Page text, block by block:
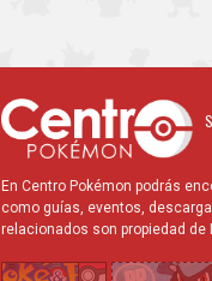
En Centro Pokémon podrás
como guías, eventos,
relacionados son propiedad de